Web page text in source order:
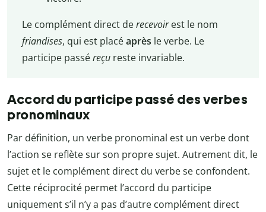
Le complément direct derecevoirest le nom
friandises, qui est placéaprès le verbe. Le
participe passéreçureste invariable.
Accord du participe passé des verbes
pronominaux
Par définition, un verbe pronominal est un verbe dont
l’action se reflète sur son propre sujet. Autrement dit, le
sujet et le complément direct du verbe se confondent.
Cette réciprocité permet l’accord du participe
uniquement s’il n’y a pas d’autre complément direct